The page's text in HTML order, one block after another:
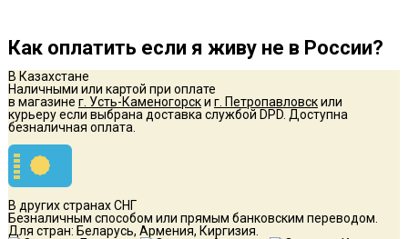
Как оплатить если я живу не в России?
В Казахстане
Наличными или картой при оплате
в магазине г. Усть-Каменогорски г. Петропавловскили
курьеру если выбрана доставка службой DPD. Доступна
безналичная оплата.
В других странах СНГ
Безналичным способом или прямым банковским переводом.
Для стран: Беларусь, Армения, Киргизия.